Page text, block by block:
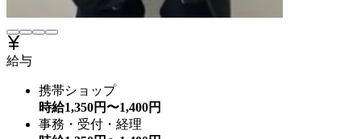
給与
携帯ショップ
時給1,350円〜1,400円
事務・受付・経理